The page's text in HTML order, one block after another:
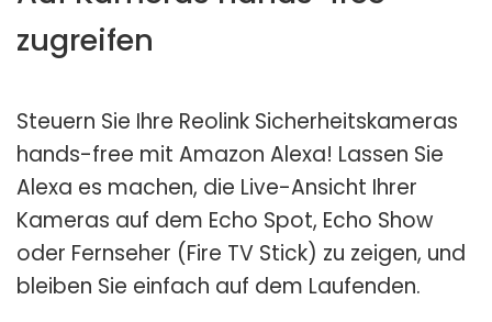
zugreifen
Steuern Sie Ihre Reolink Sicherheitskameras
hands-free mit Amazon Alexa! Lassen Sie
Alexa es machen, die Live-Ansicht Ihrer
Kameras auf dem Echo Spot, Echo Show
oder Fernseher (Fire TV Stick) zu zeigen, und
bleiben Sie einfach auf dem Laufenden.